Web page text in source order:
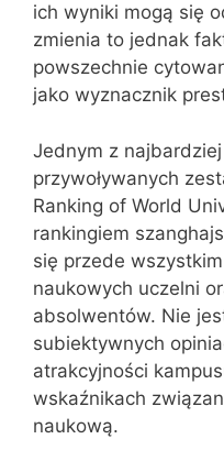
ich wyniki mogą się
zmienia to jednak
powszechnie
jako wyznacznik
Jednym z
przywoływanych
Ranking of World
rankingiem
się przede
naukowych uczelni
absolwentów. Nie
subiektywnych
atrakcyjności
wskaźnikach
naukową.